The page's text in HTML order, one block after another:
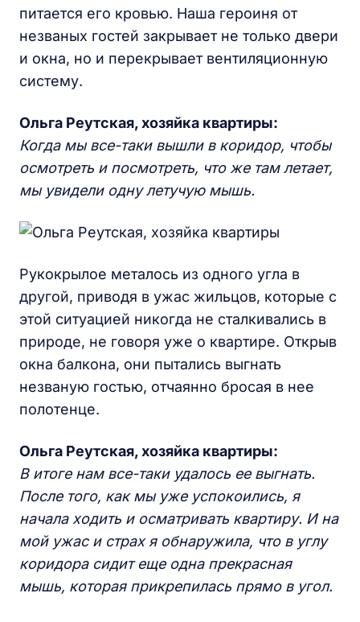
питается его кровью. Наша героиня от
незваных гостей закрывает не только двери
и окна, но и перекрывает вентиляционную
систему.
Ольга Реутская, хозяйка квартиры:
Когда мы все-таки вышли в коридор, чтобы
осмотреть и посмотреть, что же там летает,
мы увидели одну летучую мышь.
Рукокрылое металось из одного угла в
другой, приводя в ужас жильцов, которые с
этой ситуацией никогда не сталкивались в
природе, не говоря уже о квартире. Открыв
окна балкона, они пытались выгнать
незваную гостью, отчаянно бросая в нее
полотенце.
Ольга Реутская, хозяйка квартиры:
В итоге нам все-таки удалось ее выгнать.
После того, как мы уже успокоились, я
начала ходить и осматривать квартиру. И на
мой ужас и страх я обнаружила, что в углу
коридора сидит еще одна прекрасная
мышь, которая прикрепилась прямо в угол.